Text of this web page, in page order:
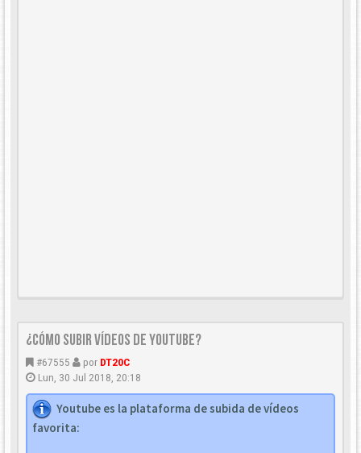
¿CÓMO SUBIR VÍDEOS DE YOUTUBE?
#67555 por DT20C
Lun, 30 Jul 2018, 20:18
Youtube es la plataforma de subida de vídeos
favorita: